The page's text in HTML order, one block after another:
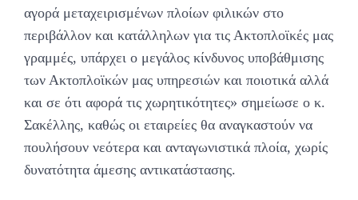
αγορά μεταχειρισμένων πλοίων φιλικών στο
περιβάλλον και κατάλληλων για τις Ακτοπλοϊκές μας
γραμμές, υπάρχει ο μεγάλος κίνδυνος υποβάθμισης
των Ακτοπλοϊκών μας υπηρεσιών και ποιοτικά αλλά
και σε ότι αφορά τις χωρητικότητες» σημείωσε ο κ.
Σακέλλης, καθώς οι εταιρείες θα αναγκαστούν να
πουλήσουν νεότερα και ανταγωνιστικά πλοία, χωρίς
δυνατότητα άμεσης αντικατάστασης.